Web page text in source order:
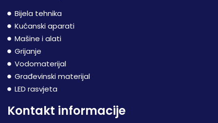
Bijela tehnika
Kućanski aparati
Mašine i alati
Grijanje
Vodomaterijal
Građevinski materijal
LED rasvjeta
Kontakt informacije